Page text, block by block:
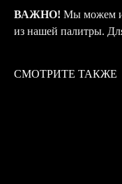
ВАЖНО! Мы можем
из нашей палитры.
СМОТРИТЕ ТАКЖЕ